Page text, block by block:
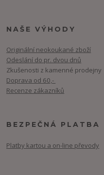
NAŠE VÝHODY
Originální neokoukané zboží
Odeslání do pr. dvou dnů
Zkušenosti z kamenné prodejny
Doprava od 60,-
Recenze zákazníků
BEZPEČNÁ PLATBA
Platby kartou a on-line převody